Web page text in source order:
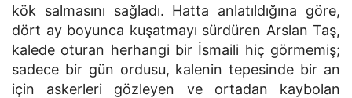
kök salmasını sağladı. Hatta anlatıldığına göre,
dört ay boyunca kuşatmayı sürdüren Arslan Taş,
kalede oturan herhangi bir İsmaili hiç görmemiş;
sadece bir gün ordusu, kalenin tepesinde bir an
için askerleri gözleyen ve ortadan kaybolan